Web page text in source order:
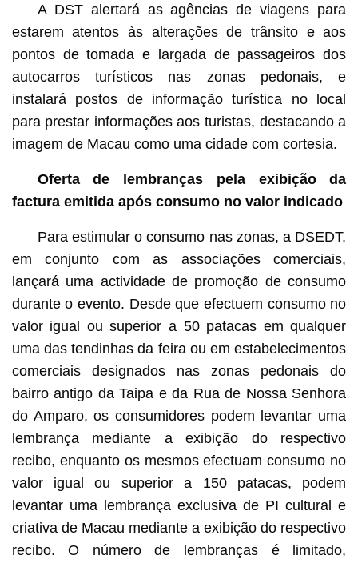
A DST alertará as agências de viagens para
estarem atentos às alterações de trânsito e aos
pontos de tomada e largada de passageiros dos
autocarros turísticos nas zonas pedonais, e
instalará postos de informação turística no local
para prestar informações aos turistas, destacando a
imagem de Macau como uma cidade com cortesia.
Ofertade lembranças pela exibição da
factura emitida após consumo no valor indicado
Para estimular o consumo nas zonas, a DSEDT,
em conjunto com as associações comerciais,
lançará uma actividade de promoção de consumo
durante o evento. Desde que efectuem consumo no
valor igual ou superior a 50 patacas em qualquer
uma das tendinhas da feira ou em estabelecimentos
comerciais designados nas zonas pedonais do
bairro antigo da Taipa e da Rua de Nossa Senhora
do Amparo, os consumidores podem levantar uma
lembrança mediante a exibição do respectivo
recibo, enquanto os mesmos efectuam consumo no
valor igual ou superior a 150 patacas, podem
levantar uma lembrança exclusiva de PI cultural e
criativa de Macau mediante a exibição do respectivo
recibo. O número de lembranças é limitado,